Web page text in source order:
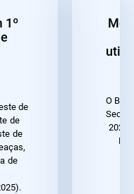
1º
de
de
de
de
O
2023